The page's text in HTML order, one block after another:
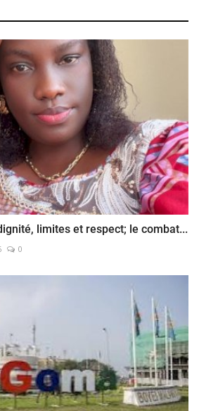
limites et respect; le combat...
0